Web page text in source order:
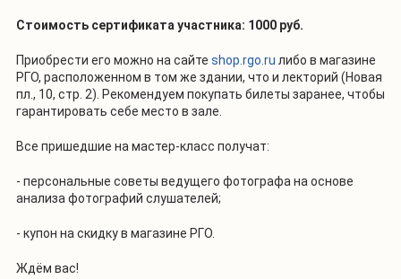
Стоимость сертификата участника: 1000 руб.
Приобрести его можно на сайте shop.rgo.ru либо в магазине
РГО, расположенном в том же здании, что и лекторий (Новая
пл., 10, стр. 2). Рекомендуем покупать билеты заранее, чтобы
гарантировать себе место в зале.
Все пришедшие на мастер-класс получат:
- персональные советы ведущего фотографа на основе
анализа фотографий слушателей;
- купон на скидку в магазине РГО.
Ждём вас!